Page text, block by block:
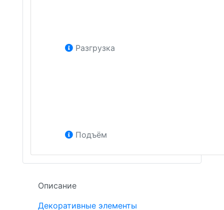
Разгрузка
Подъём
Описание
Декоративные элементы